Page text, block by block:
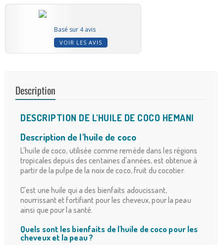
Basé sur 4 avis
VOIR LES AVIS
Description
DESCRIPTION DE L'HUILE DE COCO HEMANI
Description de l'huile de coco
L'huile de coco, utilisée comme remède dans les régions
tropicales depuis des centaines d'années, est obtenue à
partir de la pulpe de la noix de coco, fruit du cocotier.
C'est une huile qui a des bienfaits adoucissant,
nourrissant et fortifiant pour les cheveux, pour la peau
ainsi que pour la santé.
Quels sont les bienfaits de l'huile de coco pour les
cheveux et la peau ?